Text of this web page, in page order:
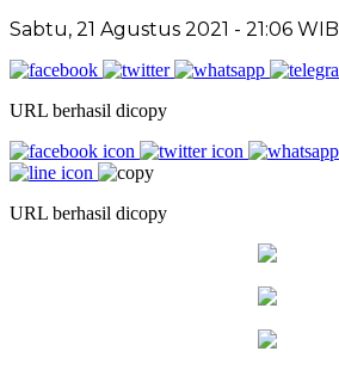
Sabtu, 21 Agustus 2021 - 21:06 WIB
URL berhasil dicopy
URL berhasil dicopy